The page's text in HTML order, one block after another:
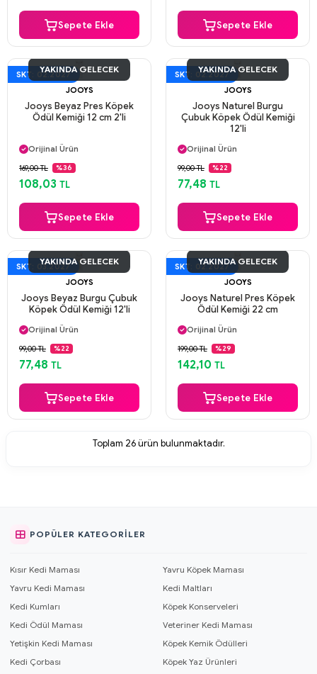
Sepete Ekle Sepete Ekle
SKT: 02.2027
YAKINDA GELECEK
JOOYS
Jooys Beyaz Pres Köpek
Ödül Kemiği 12 cm 2'li
Orijinal Ürün
Güvenli Ödeme
Aynı Gün Kargo
169,00 TL %36
108,03 TL
Sepete Ekle
SKT: 02.2027
YAKINDA GELECEK
JOOYS
Jooys Naturel Burgu
Çubuk Köpek Ödül Kemiği
12'li
Aynı Gün Kargo
Orijinal Ürün
Güvenli Ödeme
Aynı Gün Kargo
99,00 TL %22
77,48 TL
Sepete Ekle
SKT: 03.2027
YAKINDA GELECEK
JOOYS
Jooys Beyaz Burgu Çubuk
Köpek Ödül Kemiği 12'li
Aynı Gün Kargo
Orijinal Ürün
Güvenli Ödeme
Aynı Gün Kargo
99,00 TL %22
77,48 TL
Sepete Ekle
SKT: 02.2027
YAKINDA GELECEK
JOOYS
Jooys Naturel Pres Köpek
Ödül Kemiği 22 cm
Aynı Gün Kargo
Orijinal Ürün
Güvenli Ödeme
Aynı Gün Kargo
199,00 TL %29
142,10 TL
Sepete Ekle
Toplam 26ürün bulunmaktadır.
POPÜLER KATEGORILER
Kısır Kedi Maması
Yavru Köpek Maması
Yavru Kedi Maması
Kedi Maltları
Kedi Kumları
Köpek Konserveleri
Kedi Ödül Maması
Veteriner Kedi Maması
Yetişkin Kedi Maması
Köpek Kemik Ödülleri
Kedi Çorbası
Köpek Yaz Ürünleri